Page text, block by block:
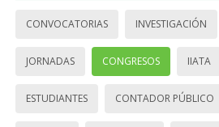
CONVOCATORIAS INVESTIGACIÓN
JORNADAS CONGRESOS IIATA
ESTUDIANTES CONTADOR PÚBLICO